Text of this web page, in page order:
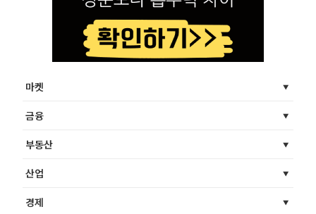
마켓
금융
부동산
산업
경제